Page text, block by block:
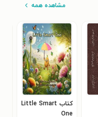
مشاهده همه
کتاب Little Smart
One